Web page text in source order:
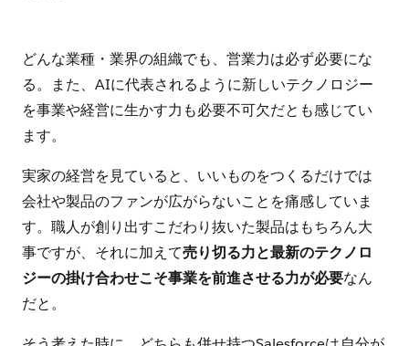
どんな業種・業界の組織でも、営業力は必ず必要にな
る。また、AIに代表されるように新しいテクノロジー
を事業や経営に生かす力も必要不可欠だとも感じてい
ます。
実家の経営を見ていると、いいものをつくるだけでは
会社や製品のファンが広がらないことを痛感していま
す。職人が創り出すこだわり抜いた製品はもちろん大
事ですが、それに加えて売り切る力と最新のテクノロ
ジーの掛け合わせこそ事業を前進させる力が必要なん
だと。